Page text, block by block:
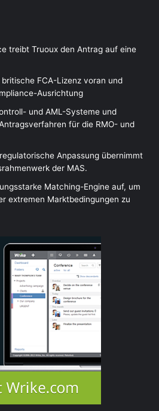
treibt Truoux den Antrag auf eine
FCA-Lizenz voran und
Ausrichtung
und AML-Systeme und
für die RMO- und
Anpassung übernimmt
der MAS.
Matching-Engine auf, um
extremen Marktbedingungen zu